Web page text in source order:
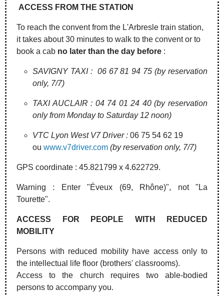
ACCESS FROM THE STATION
To reach the convent from the L'Arbresle train station,
it takes about 30 minutes to walk to the convent or to
book a cab no later than the day before :
SAVIGNY TAXI : 06 67 81 94 75 (by reservation
only, 7/7)
TAXI AUCLAIR : 04 74 01 24 40 (by reservation
only from Monday to Saturday 12 noon)
VTC Lyon West V7 Driver : 06 75 54 62 19
ou www.v7driver.com (by reservation only, 7/7)
GPS coordinate : 45.821799 x 4.622729.
Warning : Enter "Éveux (69, Rhône)", not "La
Tourette".
ACCESS FOR PEOPLE WITH REDUCED
MOBILITY
Persons with reduced mobility have access only to
the intellectual life floor (brothers' classrooms).
Access to the church requires two able-bodied
persons to accompany you.